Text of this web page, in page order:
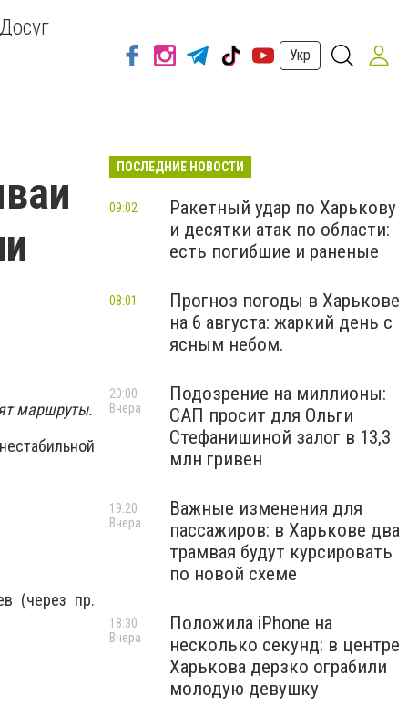
Досуг
Укр
маршруты.
(через пр.
ПОСЛЕДНИЕ НОВОСТИ
Ракетный удар по Харькову
и десятки атак по области:
есть погибшие и раненые
09:02
Прогноз погоды в Харькове
на 6 августа: жаркий день с
ясным небом.
08:01
Подозрение на миллионы:
САП просит для Ольги
Стефанишиной залог в 13,3
млн гривен
20:00
Вчера
Важные изменения для
пассажиров: в Харькове два
трамвая будут курсировать
по новой схеме
19:20
Вчера
Положила iPhone на
несколько секунд: в центре
Харькова дерзко ограбили
молодую девушку
18:30
Вчера